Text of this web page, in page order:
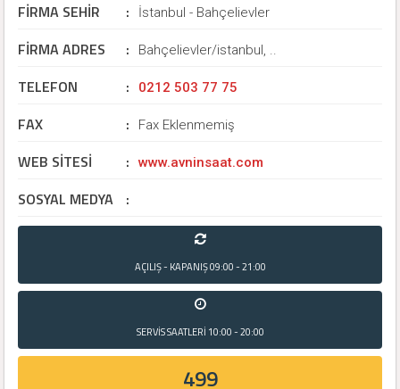
FİRMA SEHİR : İstanbul - Bahçelievler
FİRMA ADRES : Bahçelievler/istanbul, ..
TELEFON : 0212 503 77 75
FAX : Fax Eklenmemiş
WEB SİTESİ : www.avninsaat.com
SOSYAL MEDYA :
AÇILIŞ - KAPANIŞ09:00 - 21:00
SERVİS SAATLERİ 10:00 - 20:00
499